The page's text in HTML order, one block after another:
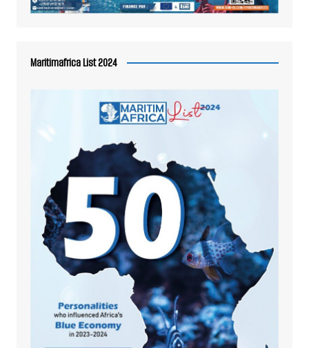
Maritimafrica List 2024